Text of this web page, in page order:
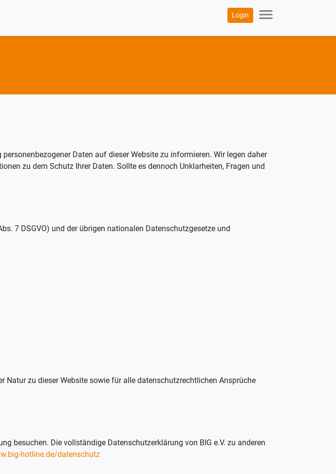
Login menu
Daten auf dieser Website zu informieren. Wir legen daher
zu dem Schutz Ihrer Daten. Sollte es dennoch Unklarheiten, Fragen und
7 DSGVO) und der übrigen nationalen Datenschutzgesetze und
zu dieser Website sowie für alle datenschutzrechtlichen Ansprüche
besuchen. Die vollständige Datenschutzerklärung von BIG e.V. zu anderen
hotline.de/datenschutz